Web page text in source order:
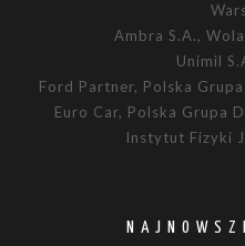
Ambra S.A.,
Unimil
Ford Partner, Polska
Euro Car, Polska Grupa
Instytut Fizyki